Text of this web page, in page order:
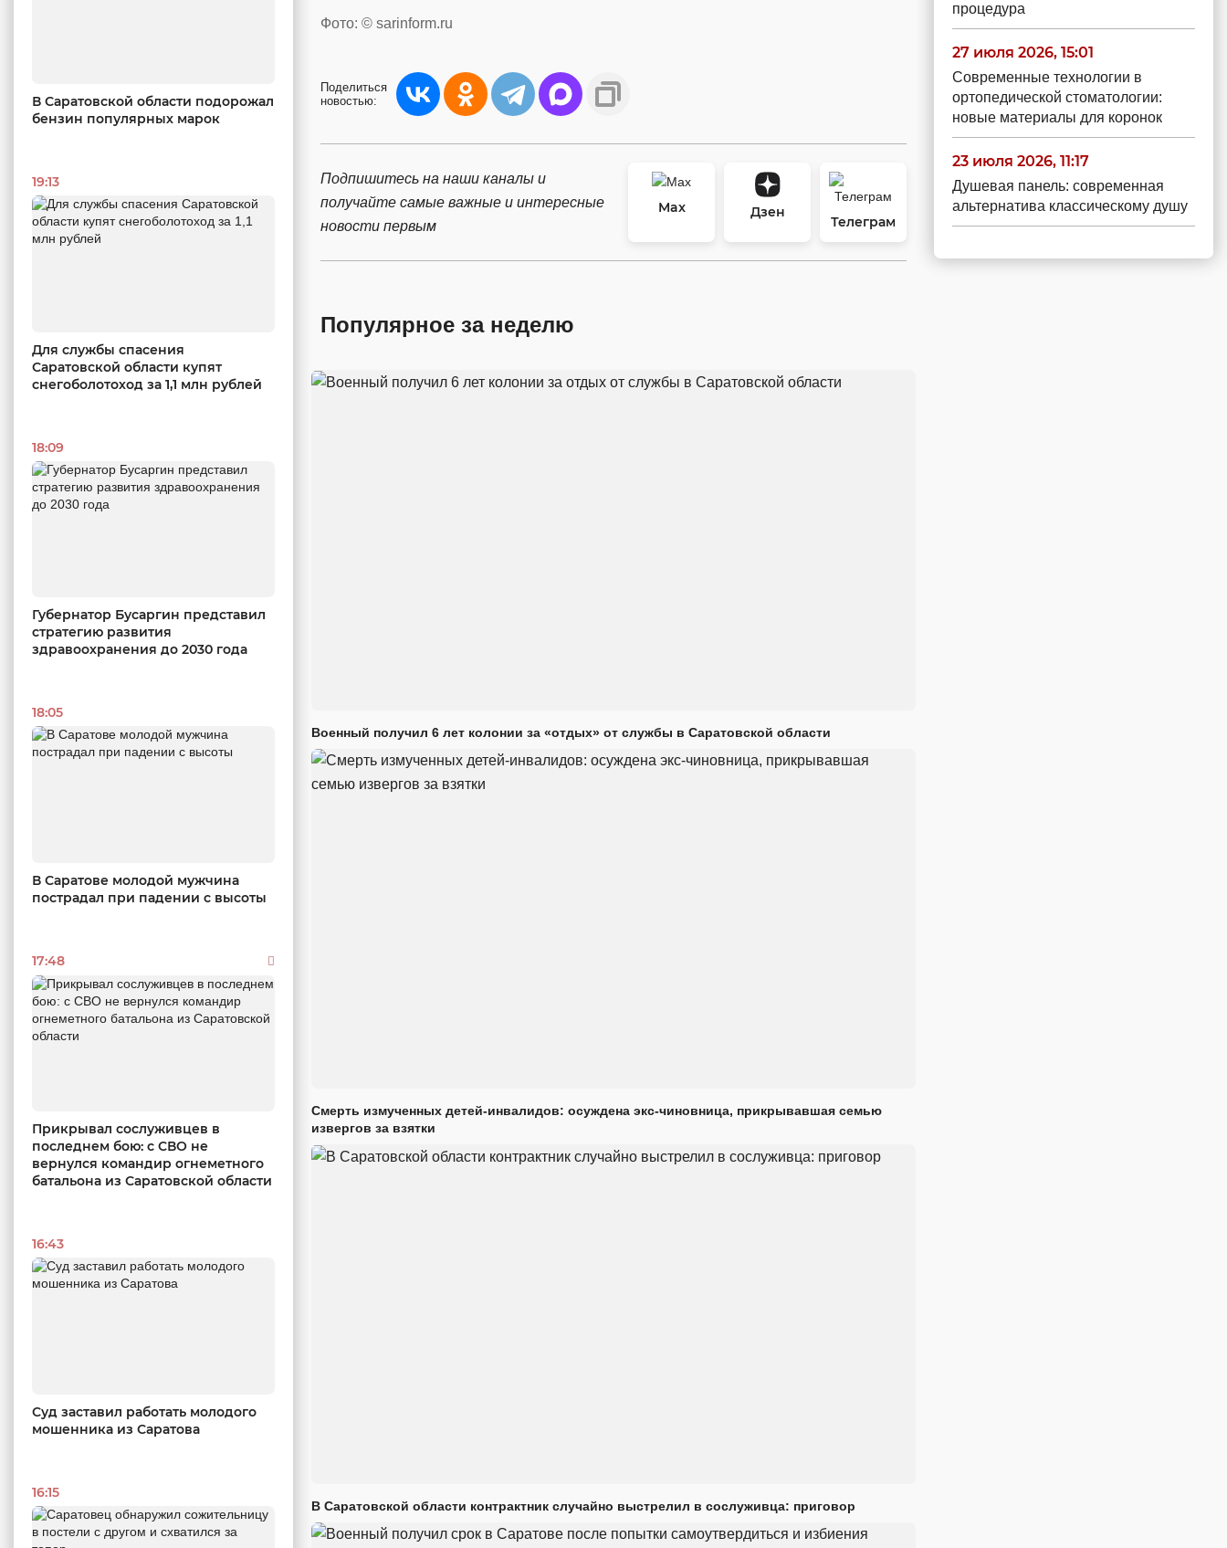
В Саратовской области подорожал
бензин популярных марок
19:13
Для службы спасения
Саратовской области купят
снегоболотоход за 1,1 млн рублей
18:09
Губернатор Бусаргин представил
стратегию развития
здравоохранения до 2030 года
18:05
В Саратове молодой мужчина
пострадал при падении с высоты
17:48
Прикрывал сослуживцев в
последнем бою: с СВО не
вернулся командир огнеметного
батальона из Саратовской области
16:43
Суд заставил работать молодого
мошенника из Саратова
16:15
Фото: © sarinform.ru
Поделиться
новостью:
Подпишитесь на наши каналы и
получайте самые важные и интересные
новости первым
Max Дзен
Телеграм
Популярное за неделю
Военный получил 6 лет колонии за «отдых» от службы в Саратовской области
Смерть измученных детей-инвалидов: осуждена экс-чиновница, прикрывавшая семью
извергов за взятки
В Саратовской области контрактник случайно выстрелил в сослуживца: приговор
процедура
27 июля 2026, 15:01
Современные технологии в
ортопедической стоматологии:
новые материалы для коронок
23 июля 2026, 11:17
Душевая панель: современная
альтернатива классическому душу